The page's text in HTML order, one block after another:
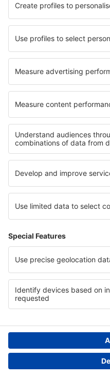
Cele mai bune locuri de
Cazare în Marathokampos
Cazare în Gammarth
Cazare în Lozovac
Cazare în Lower Swanwick
Cele mai bune locuri de
Cazare in Los Santos
Cazare in Lake Titicaca